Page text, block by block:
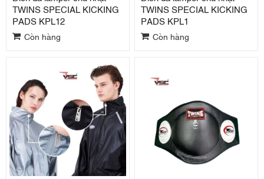
TWINS SPECIAL KICKING
PADS KPL12
Còn hàng
TWINS SPECIAL KICKING
PADS KPL1
Còn hàng